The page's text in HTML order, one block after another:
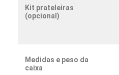
Kit prateleiras
(opcional)
Medidas e peso da
caixa